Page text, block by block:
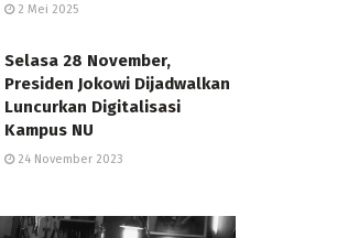
2 Mei 2025
Selasa 28 November,
Presiden Jokowi Dijadwalkan
Luncurkan Digitalisasi
Kampus NU
24 November 2023